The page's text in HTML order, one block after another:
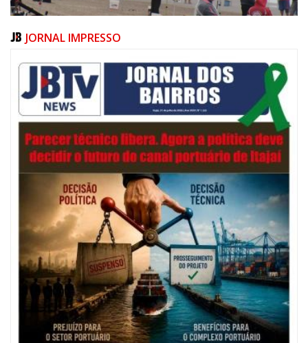
06/08/2026 | 07:00
Festival de Pesca de Praia vai celebrar o aniversário de Navegantes
ITAJAÍ
JORNAL IMPRESSO